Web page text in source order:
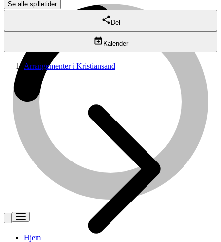
Hjem
Se alle spilletider
Del
Kalender
Arrangementer i Kristiansand